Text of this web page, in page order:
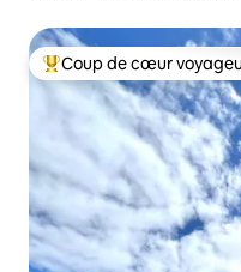
Coups de cœur
Coup de cœur